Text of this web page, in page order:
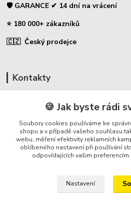
🛡️ GARANCE ✔ 14 dní na vrácení
⭐ 180 000+ zákazníků
🇨🇿 Český prodejce
Kontakty
🛡️ Zákaznická podpora
📞 728 007 997
⏰ Po-Pá - 7:00 - 13:30
info@repulse.cz
🍪 Jak byste rádi
Soubory cookies používáme ke
shopu a v případě vašeho souhlasu
webu, měření efektivity reklamních
oblíbeného nastavení při používání
odpovídajících vašim preferencím.
Nastavení